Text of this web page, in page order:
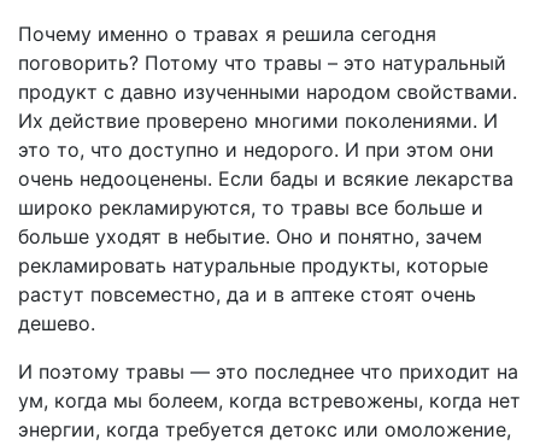
Почему именно о травах я решила сегодня
поговорить? Потому что травы – это натуральный
продукт с давно изученными народом свойствами.
Их действие проверено многими поколениями. И
это то, что доступно и недорого. И при этом они
очень недооценены. Если бады и всякие лекарства
широко рекламируются, то травы все больше и
больше уходят в небытие. Оно и понятно, зачем
рекламировать натуральные продукты, которые
растут повсеместно, да и в аптеке стоят очень
дешево.
И поэтому травы — это последнее что приходит на
ум, когда мы болеем, когда встревожены, когда нет
энергии, когда требуется детокс или омоложение,